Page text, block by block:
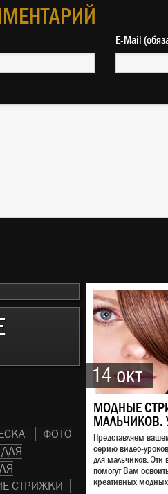
E-Mail
ФОТО
СТРИЖКИ
14 окт
МОДНЫЕ
МАЛЬЧИКОВ.
Представляем
серию видео-
для мальчиков. Эти
помогут Вам
креативных